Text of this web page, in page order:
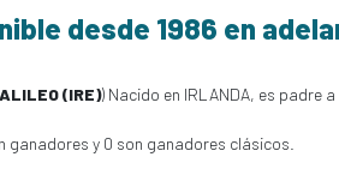
desde 1986 en
(IRE)) Nacido en IRLANDA, es padre a
ganadores y 0 son ganadores clásicos.